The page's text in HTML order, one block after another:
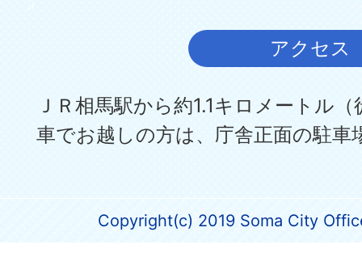
アクセス
ＪＲ相馬駅から約1.1キロメートル
車でお越しの方は、庁舎正面の駐車
Copyright(c) 2019 Soma City